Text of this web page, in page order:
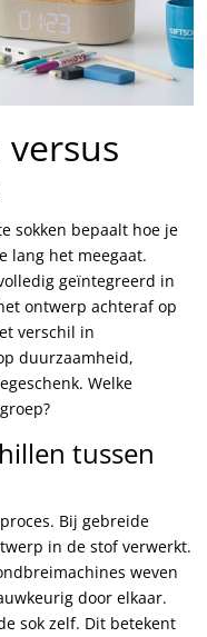
sokken bepaalt hoe je
lang het meegaat.
geïntegreerd in
ontwerp achteraf op
verschil in
duurzaamheid,
Welke
tussen
Bij gebreide
in de stof verwerkt.
weven
door elkaar.
sok zelf. Dit betekent